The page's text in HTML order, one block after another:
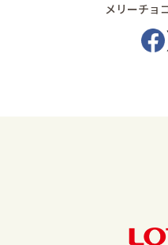
メリーチョ